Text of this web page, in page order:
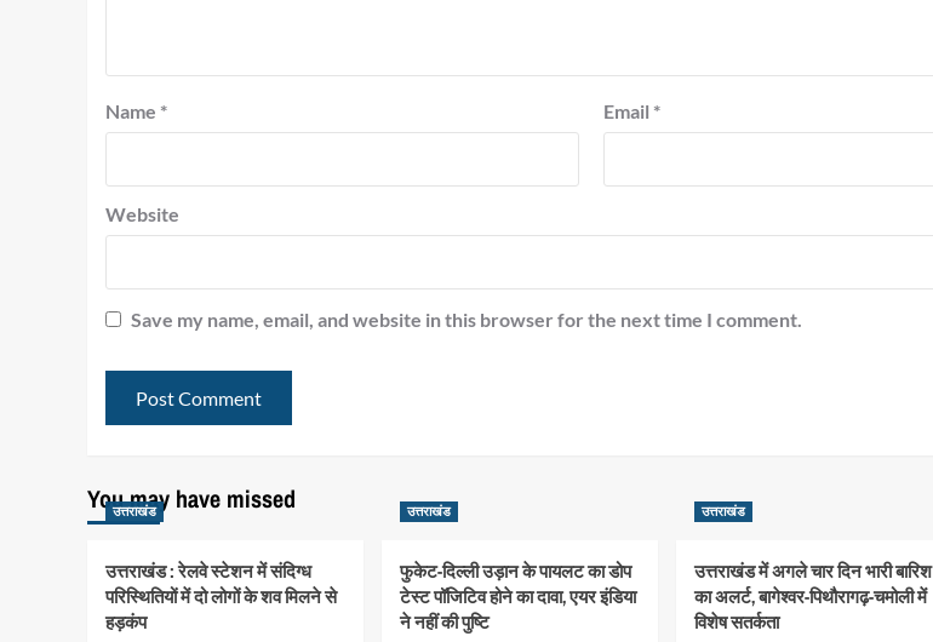
Name * Email *
Website
Save my name, email, and website in this browser for the next time I comment.
You may have missed
उत्तराखंड
उत्तराखंड : रेलवे स्टेशन में संदिग्ध
परिस्थितियों में दो लोगों के शव मिलने से
हड़कंप
उत्तराखंड
फुकेट-दिल्ली उड़ान के पायलट का डोप
टेस्ट पॉजिटिव होने का दावा, एयर इंडिया
ने नहीं की पुष्टि
उत्तराखंड
उत्तराखंड में अगले चार दिन भारी बारिश
का अलर्ट, बागेश्वर-पिथौरागढ़-चमोली में
विशेष सतर्कता